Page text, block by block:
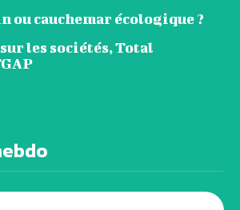
ou cauchemar écologique ?
les sociétés, Total